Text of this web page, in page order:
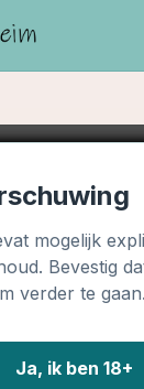
mogelijk
Bevestig
verder te gaan.
Ja, ik ben 18+